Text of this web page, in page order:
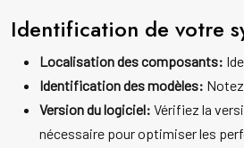
Identification de votre
Localisation des composants:
Identification des modèles:
Version du logiciel: Vérifiez la
nécessaire pour optimiser les